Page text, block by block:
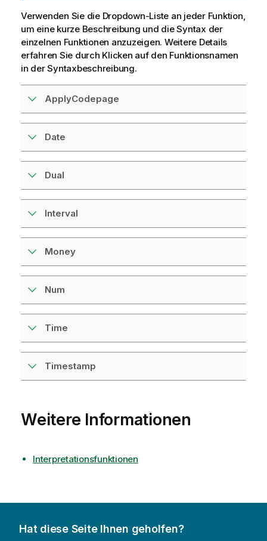
o
r
m
a
t
n
s
i
s
Verwenden Sie die Dropdown-Liste an jeder Funktion,
um eine kurze Beschreibung und die Syntax der
einzelnen Funktionen anzuzeigen. Weitere Details
erfahren Sie durch Klicken auf den Funktionsnamen
in der Syntaxbeschreibung.
ApplyCodepage
Date
Dual
Interval
Money
Num
Time
Timestamp
Weitere Informationen
Interpretationsfunktionen
Hat diese Seite Ihnen geholfen?